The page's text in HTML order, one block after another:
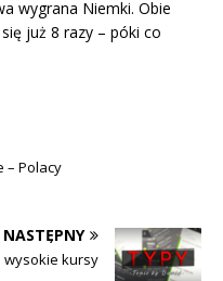
wygrana Niemki. Obie
już 8 razy – póki co
– Polacy
NASTĘPNY
wysokie kursy